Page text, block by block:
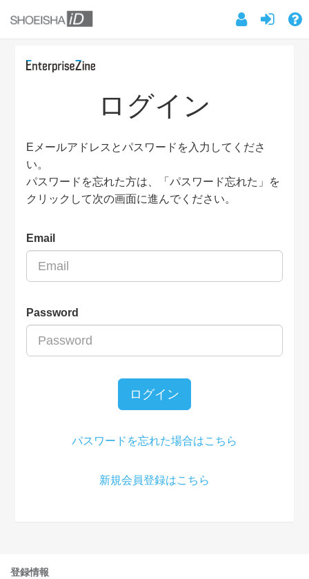
ログイン
Eメールアドレスとパスワードを入力してくださ
い。
パスワードを忘れた方は、「パスワード忘れた」を
クリックして次の画面に進んでください。
Email
Password
ログイン
パスワードを忘れた場合はこちら
新規会員登録はこちら
登録情報